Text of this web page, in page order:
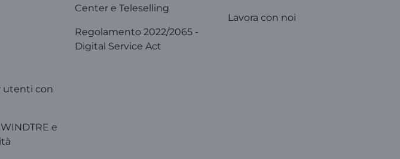
utenti con
e
Center e Teleselling
Regolamento 2022/2065 -
Digital Service Act
Lavora con noi